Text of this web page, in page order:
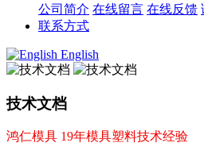
公司简介 在线留言 在线反馈
联系方式
English
技术文档
鸿仁模具 19年模具塑料技术经验